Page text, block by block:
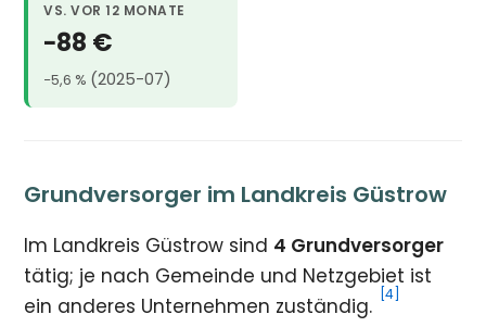
VS. VOR 12 MONATE
−88 €
−5,6 % (2025-07)
Grundversorger im Landkreis Güstrow
Im Landkreis Güstrow sind 4 Grundversorger
tätig; je nach Gemeinde und Netzgebiet ist
ein anderes Unternehmen zuständig.
[4]